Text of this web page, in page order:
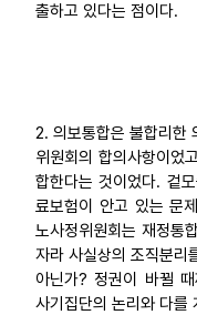
출하고 있다는 점이다.
2. 의보통합은 불합리한
위원회의 합의사항이었
합한다는 것이었다. 겉
료보험이 안고 있는 문
노사정위원회는 재정통
자라 사실상의 조직분리
아닌가? 정권이 바뀔
사기집단의 논리와 다를